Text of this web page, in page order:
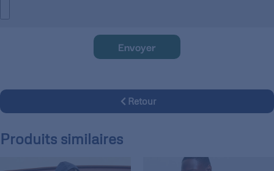
Envoyer
Retour
Produits similaires